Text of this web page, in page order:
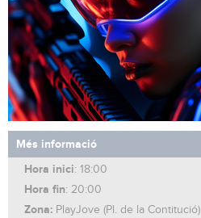
Més informació
Hora inici: 18:00
Hora fin: 20:00
Zona: PlayJove (Pl. de la Contitució)